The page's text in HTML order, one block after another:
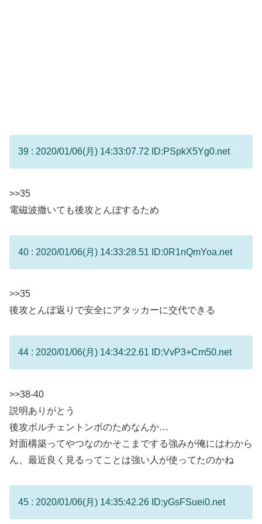
39 : 2020/01/06(月) 14:33:07.72 ID:PSpkX5Yg0.net
>>35
電磁波撒いても後攻とんぼするため
40 : 2020/01/06(月) 14:33:28.51 ID:0R1nQmYoa.net
>>35
後攻とんぼ返りで安全にアタッカーに交代できる
44 : 2020/01/06(月) 14:34:22.61 ID:VvP3+Cm50.net
>>38-40
説明ありがとう
後攻ボルチェントンボのためなんか…
対面構築ってやつなのかそこまでする強みが俺にはわから
ん、最近良く見るってことは強い人が使ってたのかね
45 : 2020/01/06(月) 14:35:42.26 ID:yGsFSuei0.net